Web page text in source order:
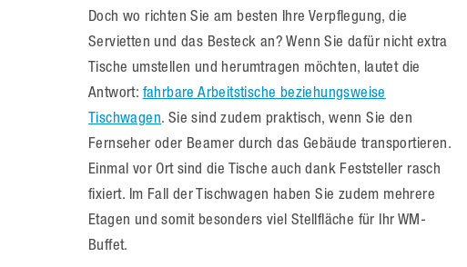
Doch wo richten Sie am besten Ihre Verpflegung, die
Servietten und das Besteck an? Wenn Sie dafür nicht extra
Tische umstellen und herumtragen möchten, lautet die
Antwort: fahrbare Arbeitstische beziehungsweise
Tischwagen. Sie sind zudem praktisch, wenn Sie den
Fernseher oder Beamer durch das Gebäude transportieren.
Einmal vor Ort sind die Tische auch dank Feststeller rasch
fixiert. Im Fall der Tischwagen haben Sie zudem mehrere
Etagen und somit besonders viel Stellfläche für Ihr WM-
Buffet.